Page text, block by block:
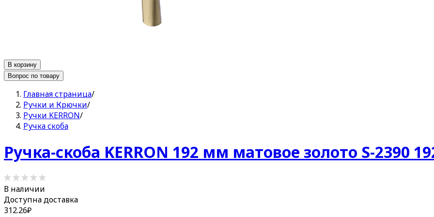
В корзину
Вопрос по товару
Главная страница/
Ручки и Крючки/
Ручки KERRON/
Ручка скоба
Ручка-скоба KERRON 192 мм матовое золото S-2390
В наличии
Доступна доставка
312.26₽